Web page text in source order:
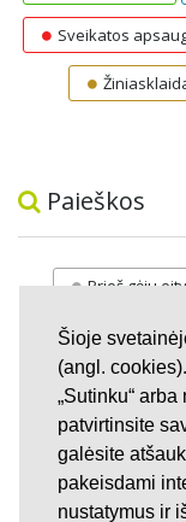
Šioje
(angl.
„Sutinku“
patvirtinsite
galėsite
pakeisdami
nustatymus ir
Sveikatos
Paieškos
Prieš gėju
Pilnos
Keliu